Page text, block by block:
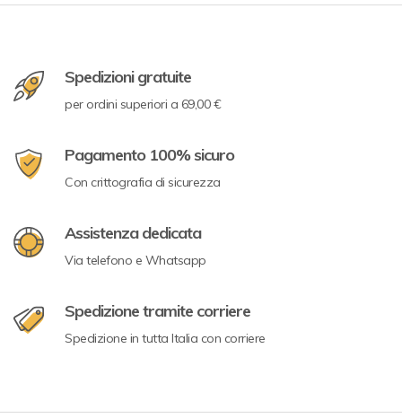
Spedizioni gratuite
per ordini superiori a 69,00 €
Pagamento 100% sicuro
Con crittografia di sicurezza
Assistenza dedicata
Via telefono e Whatsapp
Spedizione tramite corriere
Spedizione in tutta Italia con corriere